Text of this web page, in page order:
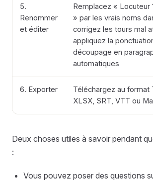
5.
Renommer
et éditer
Remplacez « Locuteur
» par les vrais noms
corrigez les tours mal
appliquez la
découpage en
automatiques
6. Exporter
Téléchargez au format
XLSX, SRT, VTT ou
Deux choses utiles à savoir pendant
:
Vous pouvez poser des questions